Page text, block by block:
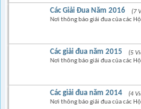
Các Giải Đua Năm 2016
(7
Nơi thông báo giải đua của các
Các giải đua năm 2015
(5
Nơi thông báo giải đua của các
Các giải đua năm 2014
(4
Nơi thông báo giải đua của các